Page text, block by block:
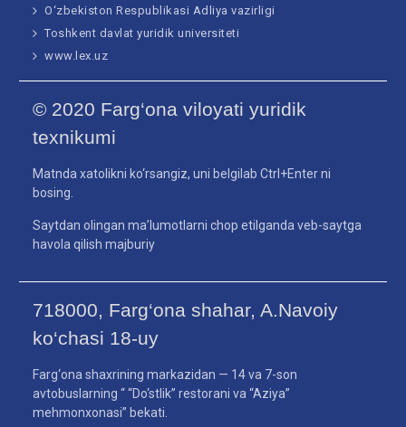
O‘zbekiston Respublikasi Adliya vazirligi
Toshkent davlat yuridik universiteti
www.lex.uz
© 2020 Farg‘ona viloyati yuridik
texnikumi
Matnda xatolikni ko‘rsangiz, uni belgilab Ctrl+Enter ni
bosing.
Saytdan olingan ma’lumotlarni chop etilganda veb-saytga
havola qilish majburiy
718000, Farg‘ona shahar, A.Navoiy
ko‘chasi 18-uy
Farg‘ona shaxrining markazidan — 14 va 7-son
avtobuslarning “ “Do‘stlik” restorani va “Aziya”
mehmonxonasi” bekati.